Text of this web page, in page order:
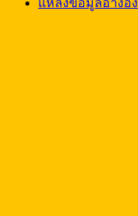
แหล่งข้อมูลอ้างอิง